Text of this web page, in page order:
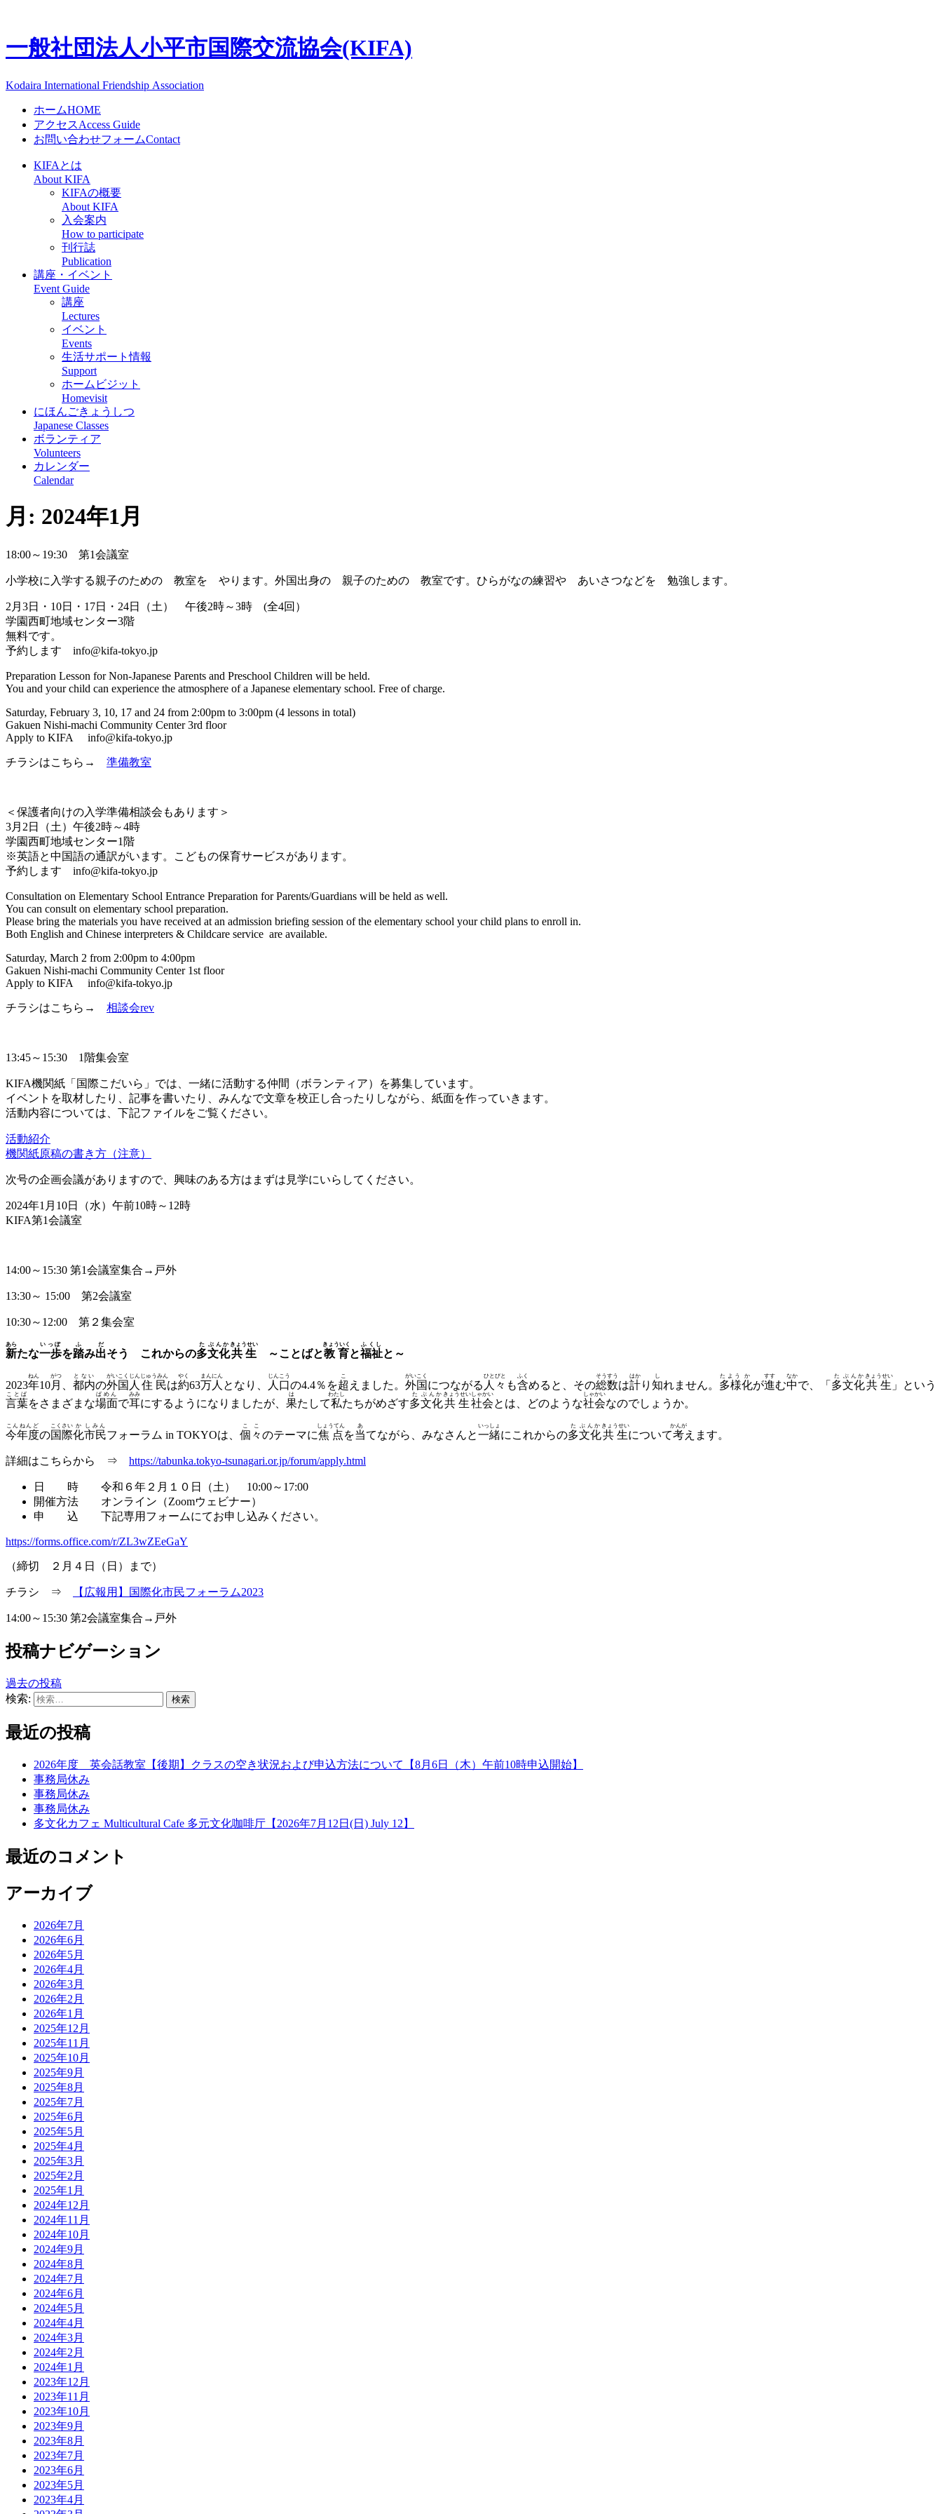
一般社団法人小平市国際交流協会(KIFA)
Kodaira International Friendship Association
ホームHOME
アクセスAccess Guide
お問い合わせフォームContact
KIFAとは
About KIFA
KIFAの概要
About KIFA
入会案内
How to participate
刊行誌
Publication
講座・イベント
Event Guide
講座
Lectures
イベント
Events
生活サポート情報
Support
ホームビジット
Homevisit
にほんごきょうしつ
Japanese Classes
ボランティア
Volunteers
カレンダー
Calendar
月: 2024年1月
18:00～19:30 第1会議室
小学校に入学する親子のための 教室を やります。外国出身の 親子のための 教室です。ひらがなの練習や あいさつなどを 勉強します。
2月3日・10日・17日・24日（土） 午後2時～3時 (全4回）
学園西町地域センター3階
無料です。
予約します info@kifa-tokyo.jp
Preparation Lesson for Non-Japanese Parents and Preschool Children will be held.
You and your child can experience the atmosphere of a Japanese elementary school. Free of charge.
Saturday, February 3, 10, 17 and 24 from 2:00pm to 3:00pm (4 lessons in total)
Gakuen Nishi-machi Community Center 3rd floor
Apply to KIFA info@kifa-tokyo.jp
チラシはこちら→ 準備教室
＜保護者向けの入学準備相談会もあります＞
3月2日（土）午後2時～4時
学園西町地域センター1階
※英語と中国語の通訳がいます。こどもの保育サービスがあります。
予約します info@kifa-tokyo.jp
Consultation on Elementary School Entrance Preparation for Parents/Guardians will be held as well.
You can consult on elementary school preparation.
Please bring the materials you have received at an admission briefing session of the elementary school your child plans to enroll in.
Both English and Chinese interpreters & Childcare service are available.
Saturday, March 2 from 2:00pm to 4:00pm
Gakuen Nishi-machi Community Center 1st floor
Apply to KIFA info@kifa-tokyo.jp
チラシはこちら→ 相談会rev
13:45～15:30 1階集会室
KIFA機関紙「国際こだいら」では、一緒に活動する仲間（ボランティア）を募集しています。
イベントを取材したり、記事を書いたり、みんなで文章を校正し合ったりしながら、紙面を作っていきます。
活動内容については、下記ファイルをご覧ください。
活動紹介
機関紙原稿の書き方（注意）
次号の企画会議がありますので、興味のある方はまずは見学にいらしてください。
2024年1月10日（水）午前10時～12時
KIFA第1会議室
14:00～15:30 第1会議室集合→戸外
13:30～ 15:00 第2会議室
10:30～12:00 第２集会室
新
あら
たな一歩
いっぽ
を踏
ふ
み出
だ
そう これからの多
た
文化
ぶんか
共生
きょうせい
～ことばと教育
きょういく
と福祉
ふくし
と～
2023年
ねん
10月
がつ
都内
とない
の外国
がいこく
人
じん
住民
じゅうみん
は約
やく
63万
まん
人
にん
となり、 人口
じんこう
の4.4％を超
こ
えました。 外国
がいこく
につながる 人々
ひとびと
も含
ふく
めると、その総数
そうすう
は計
はか
り 知
し
れません。 多様
たよう
化
か
が進
すす
む中
なか
で、「 多
た
文化
ぶんか
共生
きょうせい
」という
言葉
ことば
をさまざまな場面
ばめん
で耳
みみ
にするようになりましたが、 果
は
たして私
わたし
たちがめざす多
た
文化
ぶんか
共生
きょうせい
社会
しゃかい
とは、どのような社会
しゃかい
なのでしょうか。
今年度
こんねんど
の国際
こくさい
化
か
市民
しみん
フォーラム in TOKYOは、 個々
ここ
のテーマに焦点
しょうてん
を当
あ
てながら、みなさんと一緒
いっしょ
にこれからの多
た
文化
ぶんか
共生
きょうせい
について考
かんが
えます。
詳細はこちらから ⇒ https://tabunka.tokyo-tsunagari.or.jp/forum/apply.html
日 時 令和６年２月１０日（土） 10:00～17:00
開催方法 オンライン（Zoomウェビナー）
申 込 下記専用フォームにてお申し込みください。
https://forms.office.com/r/ZL3wZEeGaY
（締切 ２月４日（日）まで）
チラシ ⇒ 【広報用】国際化市民フォーラム2023
14:00～15:30 第2会議室集合→戸外
投稿ナビゲーション
過去の投稿
検索:
最近の投稿
2026年度 英会話教室【後期】クラスの空き状況および申込方法について【8月6日（木）午前10時申込開始】
事務局休み
事務局休み
事務局休み
多文化カフェ Multicultural Cafe 多元文化咖啡厅【2026年7月12日(日) July 12】
最近のコメント
アーカイブ
2026年7月
2026年6月
2026年5月
2026年4月
2026年3月
2026年2月
2026年1月
2025年12月
2025年11月
2025年10月
2025年9月
2025年8月
2025年7月
2025年6月
2025年5月
2025年4月
2025年3月
2025年2月
2025年1月
2024年12月
2024年11月
2024年10月
2024年9月
2024年8月
2024年7月
2024年6月
2024年5月
2024年4月
2024年3月
2024年2月
2024年1月
2023年12月
2023年11月
2023年10月
2023年9月
2023年8月
2023年7月
2023年6月
2023年5月
2023年4月